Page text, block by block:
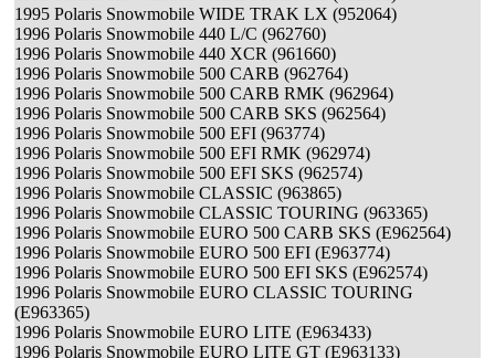
1995 Polaris Snowmobile WIDE TRAK LX (952064)
1996 Polaris Snowmobile 440 L/C (962760)
1996 Polaris Snowmobile 440 XCR (961660)
1996 Polaris Snowmobile 500 CARB (962764)
1996 Polaris Snowmobile 500 CARB RMK (962964)
1996 Polaris Snowmobile 500 CARB SKS (962564)
1996 Polaris Snowmobile 500 EFI (963774)
1996 Polaris Snowmobile 500 EFI RMK (962974)
1996 Polaris Snowmobile 500 EFI SKS (962574)
1996 Polaris Snowmobile CLASSIC (963865)
1996 Polaris Snowmobile CLASSIC TOURING (963365)
1996 Polaris Snowmobile EURO 500 CARB SKS (E962564)
1996 Polaris Snowmobile EURO 500 EFI (E963774)
1996 Polaris Snowmobile EURO 500 EFI SKS (E962574)
1996 Polaris Snowmobile EURO CLASSIC TOURING
(E963365)
1996 Polaris Snowmobile EURO LITE (E963433)
1996 Polaris Snowmobile EURO LITE GT (E963133)